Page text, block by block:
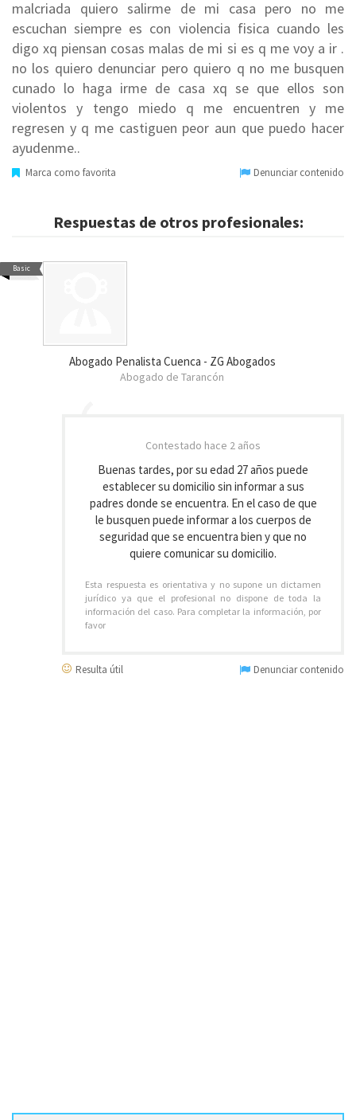
malcriada quiero salirme de mi casa pero no me
escuchan siempre es con violencia fisica cuando les
digo xq piensan cosas malas de mi si es q me voy a ir .
no los quiero denunciar pero quiero q no me busquen
cunado lo haga irme de casa xq se que ellos son
violentos y tengo miedo q me encuentren y me
regresen y q me castiguen peor aun que puedo hacer
ayudenme..
Marca como favorita Denunciar contenido
Respuestas de otros profesionales:
Basic
Abogado Penalista Cuenca - ZG Abogados
Abogado de Tarancón
Contestado hace 2 años
Buenas tardes, por su edad 27 años puede
establecer su domicilio sin informar a sus
padres donde se encuentra. En el caso de que
le busquen puede informar a los cuerpos de
seguridad que se encuentra bien y que no
quiere comunicar su domicilio.
Esta respuesta es orientativa y no supone un dictamen
jurídico ya que el profesional no dispone de toda la
información del caso. Para completar la información, por
favor
Resulta útil Denunciar contenido